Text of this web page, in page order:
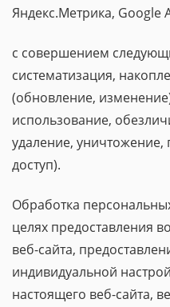
Яндекс.Метрика, Google
с совершением
систематизация,
(обновление,
использование,
удаление, уничтожение,
доступ).
Обработка
целях предоставления
веб-сайта,
индивидуальной
настоящего веб-сайта,